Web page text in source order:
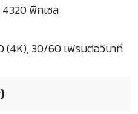
พิกเซล
(4K), 30/60 เฟรมต่อวินาที